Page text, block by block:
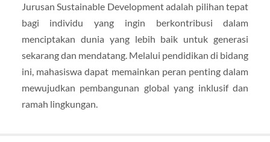
Jurusan Sustainable Development adalah pilihan tepat
bagi individu yang ingin berkontribusi dalam
menciptakan dunia yang lebih baik untuk generasi
sekarang dan mendatang. Melalui pendidikan di bidang
ini, mahasiswa dapat memainkan peran penting dalam
mewujudkan pembangunan global yang inklusif dan
ramah lingkungan.